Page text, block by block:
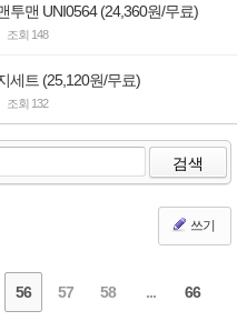
투맨 UNI0564 (24,360원/무료)
조회 148
세트 (25,120원/무료)
조회 132
검색
쓰기
56 57 58 ... 66